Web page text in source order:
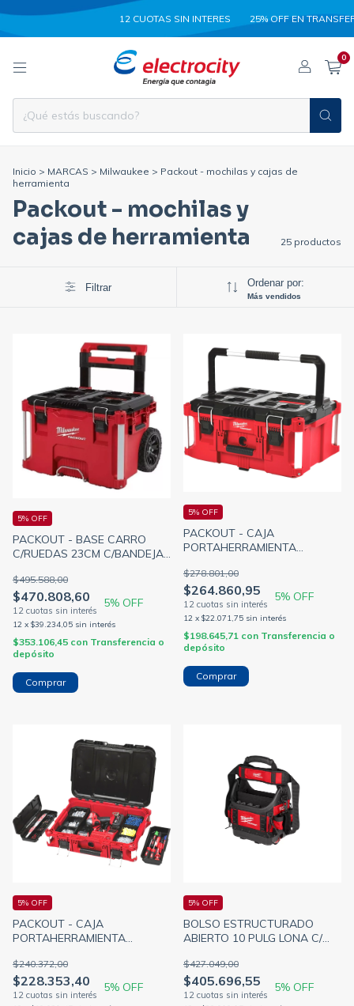
12 CUOTAS SIN INTERES 25% OFF EN
0
Inicio > MARCAS > Milwaukee > Packout - mochilas y cajas de
herramienta
Packout - mochilas y
cajas de herramienta
25 productos
Filtrar Ordenar por:
Más vendidos
PACKOUT - BASE CARRO
C/RUEDAS 23CM C/BANDEJA
113KG IP65 MILWAUKEE 4822-
8427 (MILWAUKEE)
$470.808,60
$495.588,00
5% OFF
12 x $39.234,05 sin interés
5% OFF
$353.106,45 con Transferencia o
depósito
PACKOUT - CAJA
PORTAHERRAMIENTA
560x410x290MM IP65
MILWAUKEE 4822-8425
$264.860,95
$278.801,00
5% OFF
12 x $22.071,75 sin interés
5% OFF
$198.645,71 con Transferencia o
depósito
PACKOUT - CAJA
PORTAHERRAMIENTA
560x410x170MM IP65
MILWAUKEE 4822-8424
$228.353,40
$240.372,00
5% OFF
5% OFF
BOLSO ESTRUCTURADO
ABIERTO 10 PULG LONA C/
8311 (MILWAUKEE)
$405.696,55
$427.049,00
5% OFF
5% OFF